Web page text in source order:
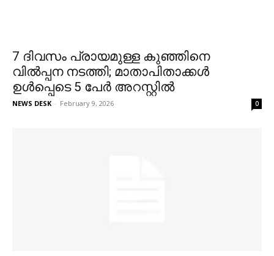
7 ദിവസം പ്രായമുള്ള കുഞ്ഞിനെ
വില്‍പ്പന നടത്തി; മാതാപിതാക്കൾ
ഉൾപ്പെടെ 5 പേർ അറസ്റ്റിൽ
NEWS DESK - February 9, 2026 0